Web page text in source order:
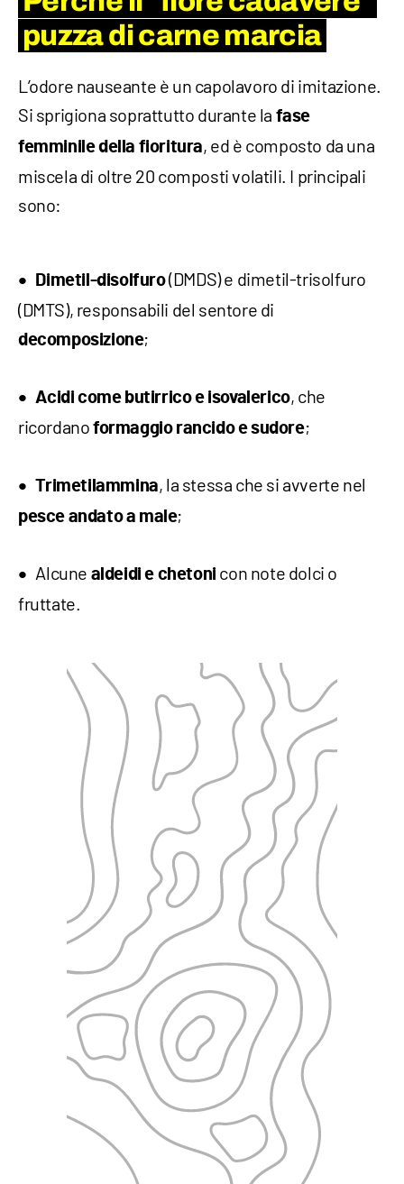
puzza di carne marcia
L’odore nauseante è un capolavoro di imitazione.
Si sprigiona soprattutto durante la fase
femminile della fioritura, ed è composto da una
miscela di oltre 20 composti volatili. I principali
sono:
Dimetil-disolfuro(DMDS) e dimetil-trisolfuro
(DMTS), responsabili del sentore di
decomposizione;
Acidi come butirrico e isovalerico, che
ricordano formaggio rancido e sudore;
Trimetilammina, la stessa che si avverte nel
pesce andato a male;
Alcune aldeidi e chetoni con note dolci o
fruttate.